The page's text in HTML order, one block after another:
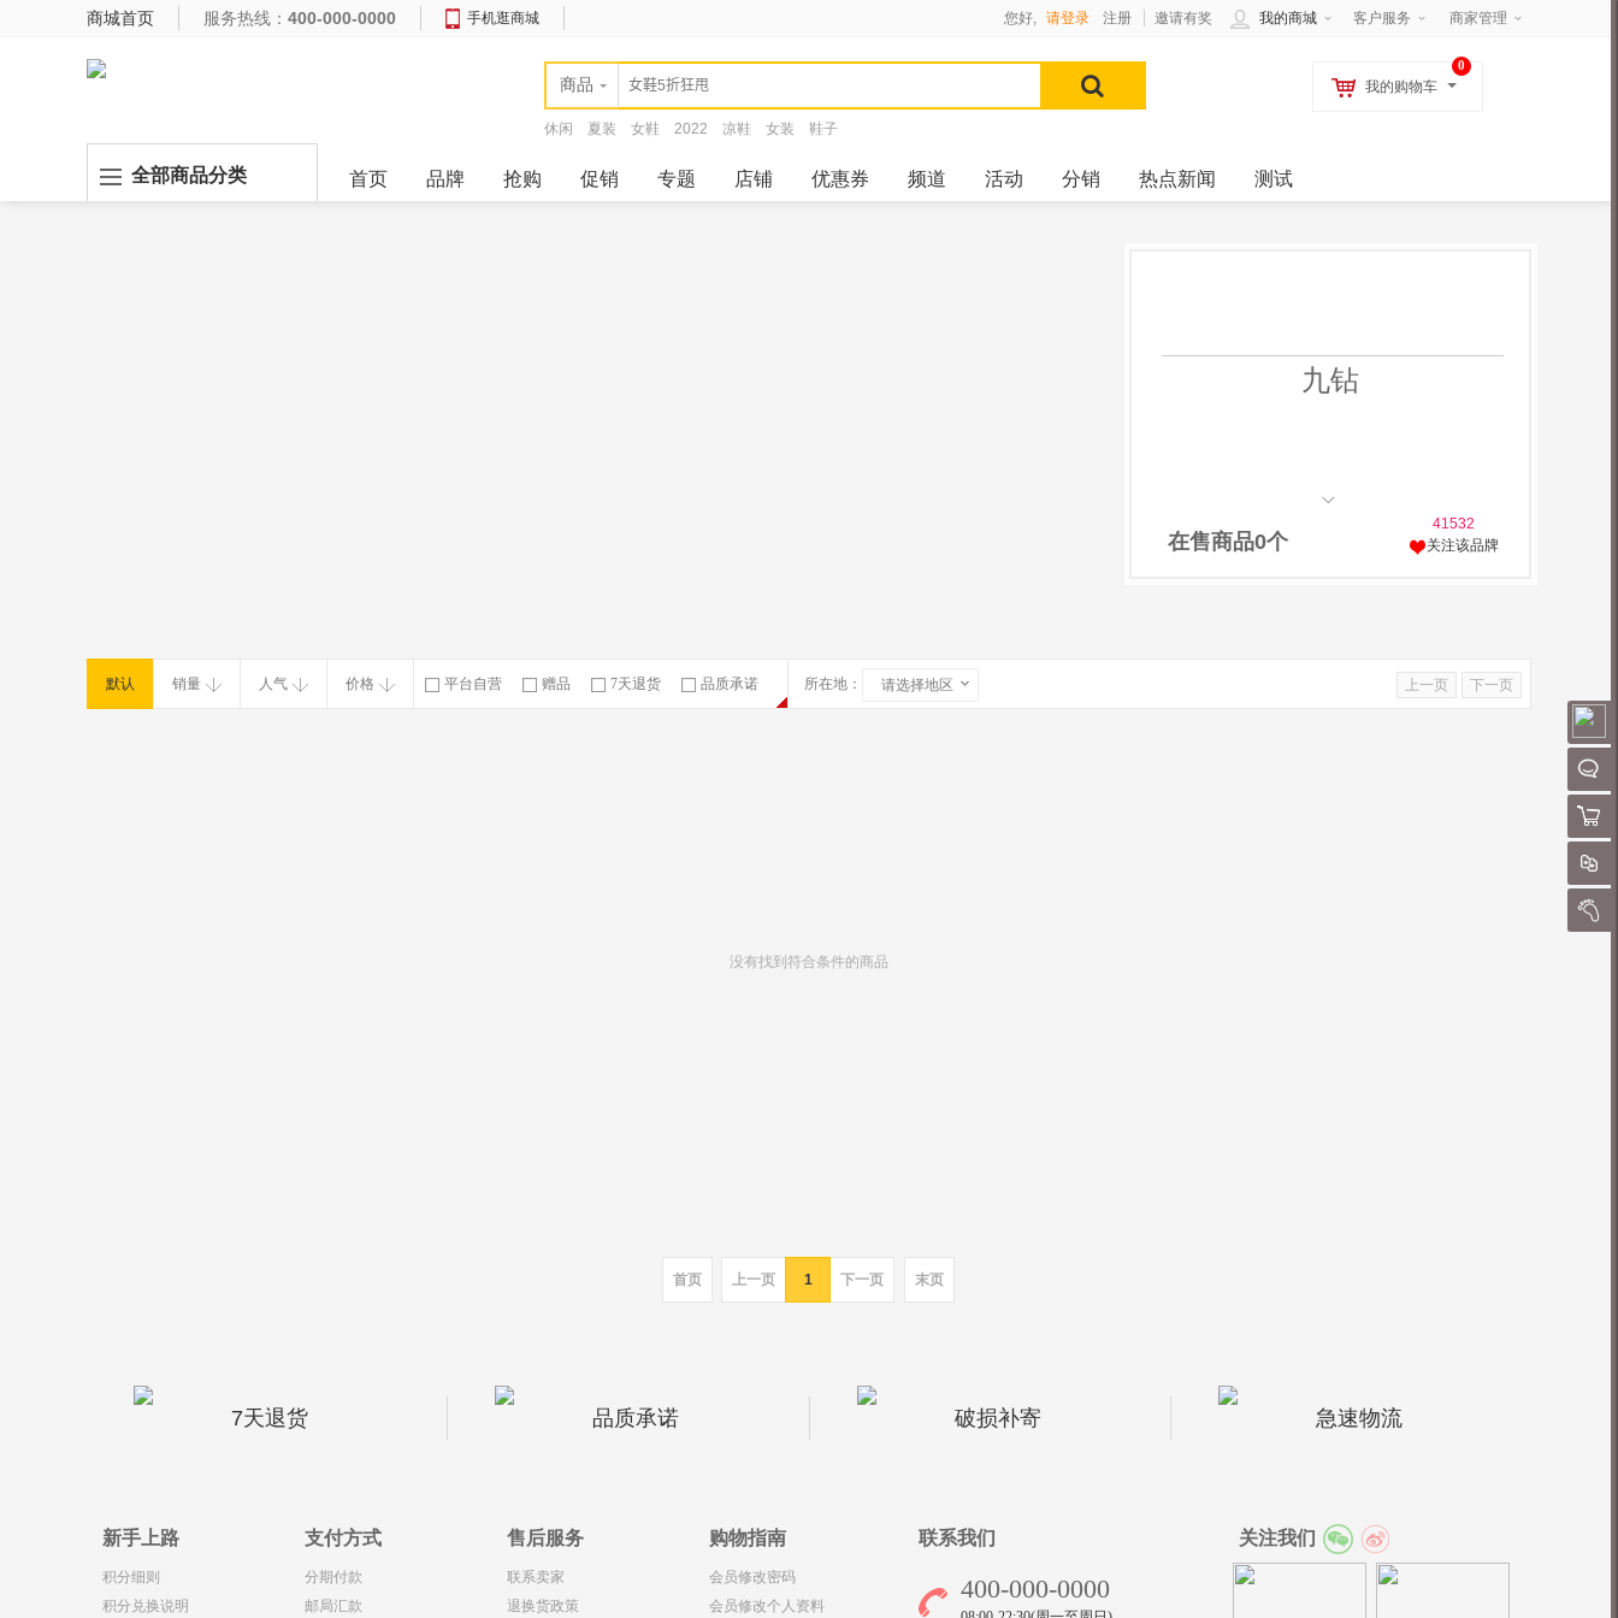
聊
购物
对
我的
商城首页 服务热线： 400-000-0000 手机逛商城 客户服务 商家管理
我的商城
您好, 请登录 注册 邀请有奖
商品
休闲 夏装 女鞋 2022 凉鞋 女装 鞋子
0
我的购物车
全部商品分类 首页 品牌 抢购 促销 专题 店铺 优惠券 频道 活动 分销 热点新闻 测试
九钻
在售商品0个
41532
关注该品牌
默认 销量 人气 价格 平台自营 赠品 7天退货 品质承诺 所在地： 请选择地区 上一页 下一页
没有找到符合条件的商品
首页 上一页 1 下一页 末页
7天退货 品质承诺 破损补寄 急速物流
新手上路
积分细则
积分兑换说明
支付方式
分期付款
邮局汇款
售后服务
联系卖家
退换货政策
购物指南
会员修改密码
会员修改个人资料
联系我们
400-000-0000
关注我们